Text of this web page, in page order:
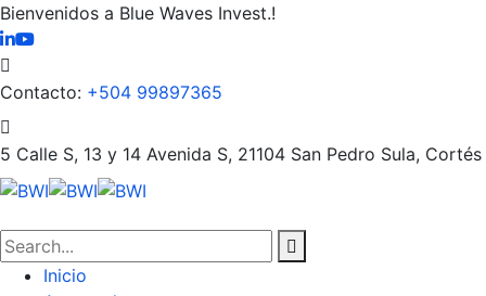
Bienvenidos a Blue Waves Invest.!
Contacto: +504 99897365
5 Calle S, 13 y 14 Avenida S, 21104 San Pedro Sula, Cortés
Inicio